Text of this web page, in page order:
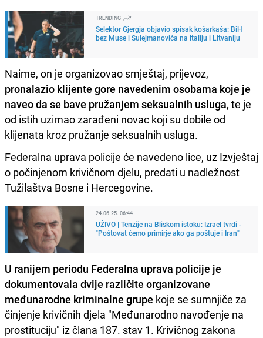
TRENDING
Selektor Gjergja objavio spisak košarkaša: BiH
bez Muse i Sulejmanovića na Italiju i Litvaniju
Naime, on je organizovao smještaj, prijevoz,
pronalazio klijente gore navedenim osobama koje je
naveo da se bave pružanjem seksualnih usluga, te je
od istih uzimao zarađeni novac koji su dobile od
klijenata kroz pružanje seksualnih usluga.
Federalna uprava policije će navedeno lice, uz Izvještaj
o počinjenom krivičnom djelu, predati u nadležnost
Tužilaštva Bosne i Hercegovine.
24.06.25. 06:44
UŽIVO | Tenzije na Bliskom istoku: Izrael tvrdi -
"Poštovat ćemo primirje ako ga poštuje i Iran"
U ranijem periodu Federalna uprava policije je
dokumentovala dvije različite organizovane
međunarodne kriminalne grupe koje se sumnjiče za
činjenje krivičnih djela "Međunarodno navođenje na
prostituciju" iz člana 187. stav 1. Krivičnog zakona